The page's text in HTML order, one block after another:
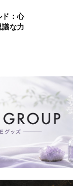
ド：心
な力